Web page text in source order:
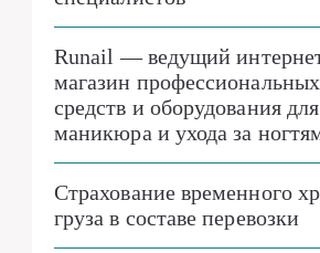
Runail — ведущий
магазин профессиональных
средств и оборудования для
маникюра и ухода за
Страхование временного
груза в составе перевозки